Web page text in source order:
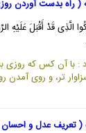
الَّذِى قَدْ أَقْبَلَ عَلَيْهِ
: با آن كس كه روزى
تر، و روى آمدن